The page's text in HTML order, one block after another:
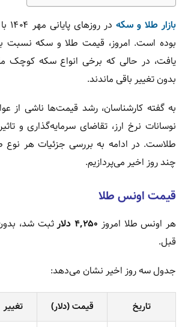
بازار طلا و سکه
بوده است. امروز، قیمت طلا و سکه نسبت
یافت، در حالی که برخی انواع سکه کوچک
بدون تغییر باقی ماندند.
به گفته کارشناسان، رشد قیمت‌ها ناشی از
نوسانات نرخ ارز، تقاضای سرمایه‌گذاری و
طلاست. در ادامه به بررسی جزئیات هر نوع
چند روز اخیر می‌پردازیم.
قیمت اونس طلا
هر اونس طلا امروز ۴,۲۵۰ دلار
ثبت شد،
قبل.
جدول سه روز اخیر نشان می‌دهد:
تاریخ قیمت (دلار) تغییر